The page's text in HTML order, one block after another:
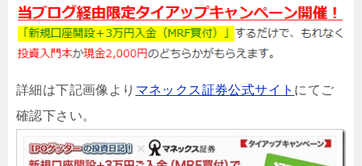
詳細は下記画像より マネックス証券公式サイト にてご
確認下さい。